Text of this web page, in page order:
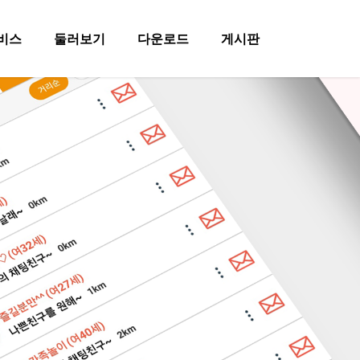
스 둘러보기 다운로드 게시판